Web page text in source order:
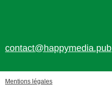
contact@happymedia.pub
Mentions légales